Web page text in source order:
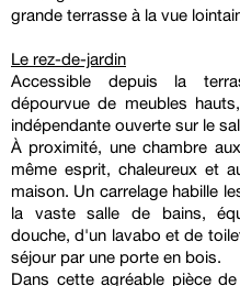
grande terrasse à la vue
Le rez-de-jardin
Accessible depuis la
dépourvue de meubles
indépendante ouverte sur le
À proximité, une chambre
même esprit, chaleureux et
maison. Un carrelage habille
la vaste salle de bains,
douche, d'un lavabo et de
séjour par une porte en bois.
Dans cette agréable pièce